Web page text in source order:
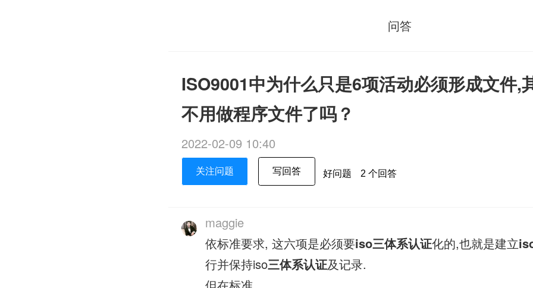
问答
ISO9001中为什么只是6项活动必须形成文件,
不用做程序文件了吗？
2022-02-09 10:40
关注问题 写回答 好问题 2 个回答
maggie
依标准要求, 这六项是必须要iso三体系认证化的,也就是建立
行并保持iso三体系认证及记录.